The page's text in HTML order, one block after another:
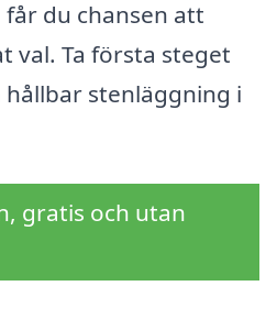
du chansen att
val. Ta första steget
stenläggning i
gratis och utan